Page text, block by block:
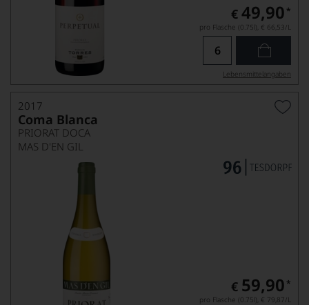
€ 49,90 *
pro Flasche (0.75l), € 66,53/L
Lebensmittel­angaben
2017
Coma Blanca
PRIORAT DOCA
MAS D'EN GIL
€ 59,90 *
pro Flasche (0.75l), € 79,87/L